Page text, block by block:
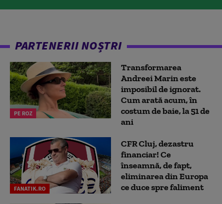
PARTENERII NOȘTRI
PE ROZ
Transformarea
Andreei Marin este
imposibil de ignorat.
Cum arată acum, în
costum de baie, la 51 de
ani
FANATIK.RO
CFR Cluj, dezastru
financiar! Ce
înseamnă, de fapt,
eliminarea din Europa
ce duce spre faliment